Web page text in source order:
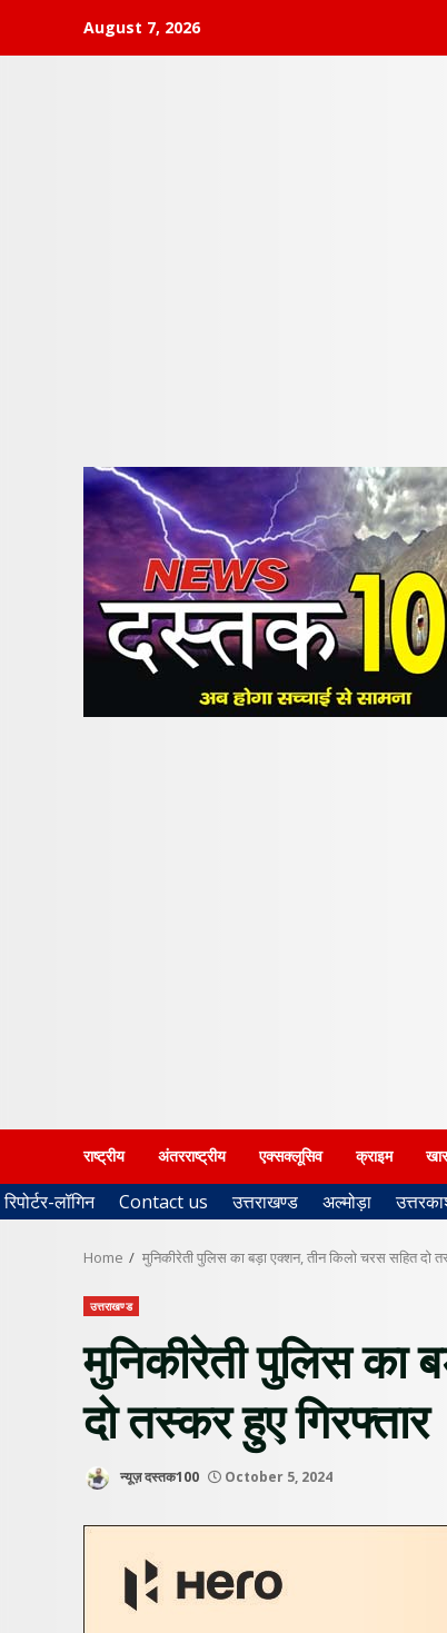
August 7, 2026
राष्ट्रीय अंतरराष्ट्रीय एक्सक्लूसिव क्राइम
रिपोर्टर-लॉगिन Contact us उत्तराखण्ड अल्मोड़ा
Home मुनिकीरेती पुलिस का बड़ा एक्शन, तीन किलो चरस सहित दो
उत्तराखण्ड
मुनिकीरेती पुलिस का
दो तस्कर हुए गिरफ्तार
न्यूज़ दस्तक100 October 5, 2024